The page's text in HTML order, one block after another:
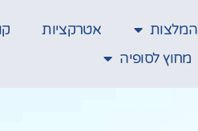
המלצות אטרקציות
מחוץ לסופיה